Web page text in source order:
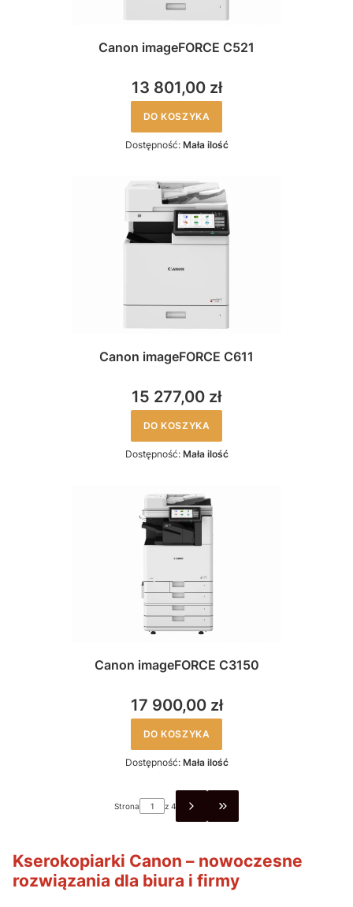
Canon imageFORCE C521
13 801,00 zł
DO KOSZYKA
Dostępność: Mała ilość
Canon imageFORCE C611
15 277,00 zł
DO KOSZYKA
Dostępność: Mała ilość
Canon imageFORCE C3150
17 900,00 zł
DO KOSZYKA
Dostępność: Mała ilość
Strona z 4 PRZEJDŹ DO OSTATNIEJ
Kserokopiarki Canon – nowoczesne
rozwiązania dla biura i firmy